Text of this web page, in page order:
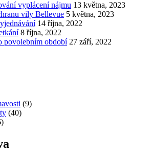
vyplácení nájmu 13 května, 2023
vily Bellevue 5 května, 2023
14 října, 2022
8 října, 2022
povolebním období 27 září, 2022
(9)
(40)